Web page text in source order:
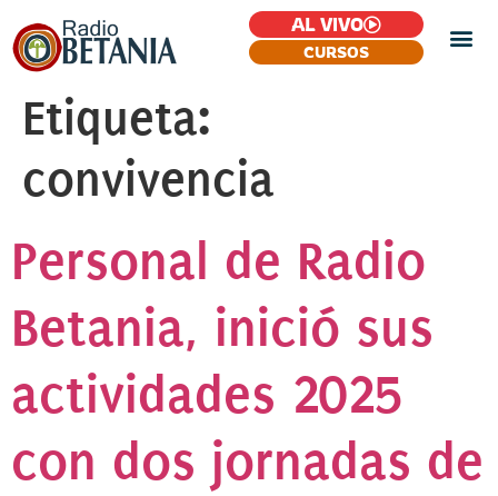
AL VIVO
CURSOS
Etiqueta:
convivencia
Personal de Radio
Betania, inició sus
actividades 2025
con dos jornadas de